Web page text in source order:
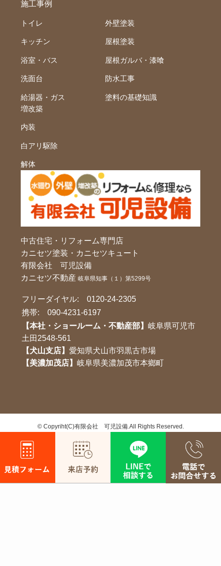
施工事例
トイレ
キッチン
浴室・バス
洗面台
給湯器・ガス
外壁塗装
屋根塗装
屋根ガルバ・漆喰
防水工事
塗料の基礎知識
増改築
内装
白アリ駆除
解体
中古住宅・リフォーム専門店
カニセツ塗装・カニセツキュート
有限会社 可児設備
カニセツ不動産岐阜県知事（１）第5299号
フリーダイヤル:0120-24-2305
携帯:090-4231-6197
【本社・ショールーム・不動産部】岐阜県可児市
土田2548-561
【犬山支店】愛知県犬山市羽黒古市場
【美濃加茂店】岐阜県美濃加茂市本鄉町
©Copyriht(C)有限会社 可児設備.All Rights Reserved.